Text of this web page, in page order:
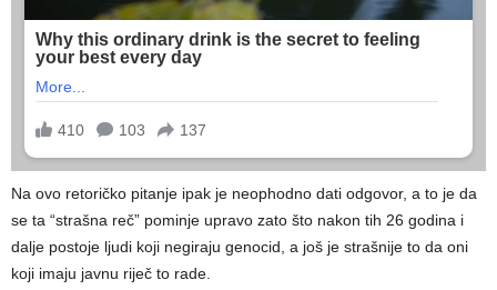
Na ovo retoričko pitanje ipak je neophodno dati odgovor, a to je da
se ta “strašna reč” pominje upravo zato što nakon tih 26 godina i
dalje postoje ljudi koji negiraju genocid, a još je strašnije to da oni
koji imaju javnu riječ to rade.